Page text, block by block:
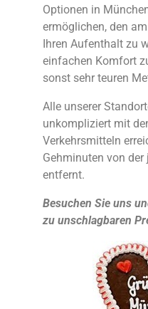
Optionen in
ermöglichen, den
Ihren Aufenthalt zu
einfachen Komfort
sonst sehr teuren
Alle unserer
unkompliziert mit
Verkehrsmitteln
Gehminuten von
entfernt.
Besuchen Sie uns
zu unschlagbaren